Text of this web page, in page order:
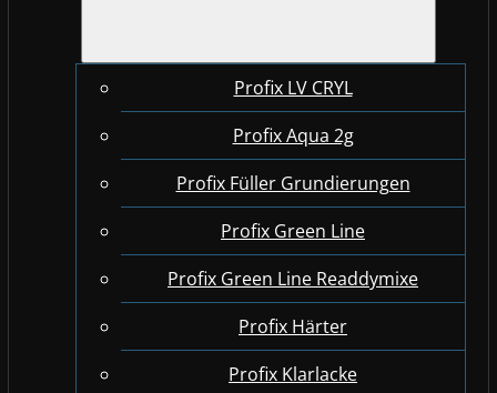
Profix LV CRYL
Profix Aqua 2g
Profix Füller Grundierungen
Profix Green Line
Profix Green Line Readdymixe
Profix Härter
Profix Klarlacke